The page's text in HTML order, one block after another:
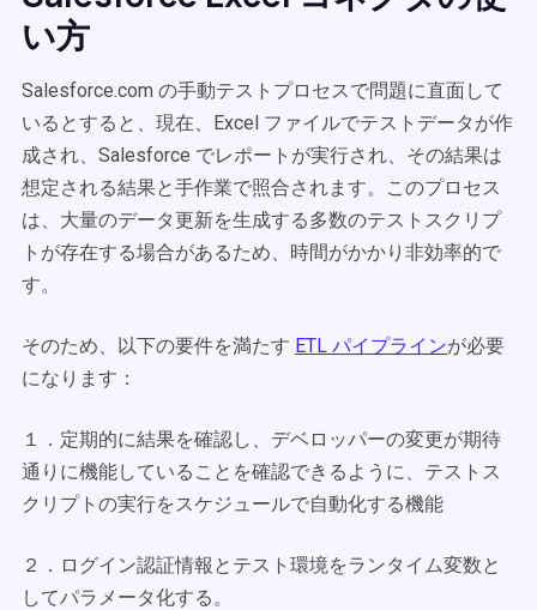
い方
Salesforce.com の手動テストプロセスで問題に直面して
いるとすると、現在、Excel ファイルでテストデータが作
成され、Salesforce でレポートが実行され、その結果は
想定される結果と手作業で照合されます。このプロセス
は、大量のデータ更新を生成する多数のテストスクリプ
トが存在する場合があるため、時間がかかり非効率的で
す。
そのため、以下の要件を満たす ETL パイプラインが必要
になります：
１．定期的に結果を確認し、デベロッパーの変更が期待
通りに機能していることを確認できるように、テストス
クリプトの実行をスケジュールで自動化する機能
２．ログイン認証情報とテスト環境をランタイム変数と
してパラメータ化する。